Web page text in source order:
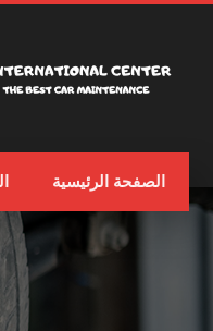
الصفحة الرئيسية